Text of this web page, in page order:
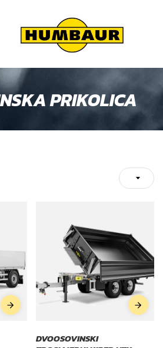
PRIKOLICA
DVOOSOVINSKI